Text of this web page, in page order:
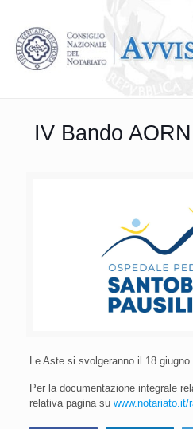
IV Bando AORN
Le Aste si svolgeranno il 18 giugno
Per la documentazione integrale
relativa pagina su www.notariato.it/